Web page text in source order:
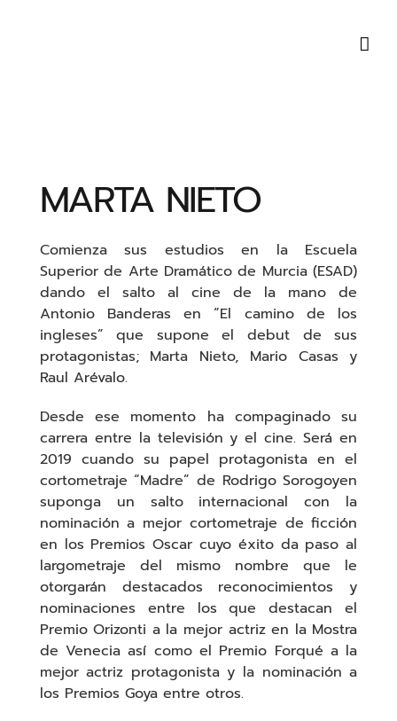
MARTA NIETO
Comienza sus estudios en la Escuela
Superior de Arte Dramático de Murcia (ESAD)
dando el salto al cine de la mano de
Antonio Banderas en “El camino de los
ingleses” que supone el debut de sus
protagonistas; Marta Nieto, Mario Casas y
Raul Arévalo.
Desde ese momento ha compaginado su
carrera entre la televisión y el cine. Será en
2019 cuando su papel protagonista en el
cortometraje “Madre” de Rodrigo Sorogoyen
suponga un salto internacional con la
nominación a mejor cortometraje de ficción
en los Premios Oscar cuyo éxito da paso al
largometraje del mismo nombre que le
otorgarán destacados reconocimientos y
nominaciones entre los que destacan el
Premio Orizonti a la mejor actriz en la Mostra
de Venecia así como el Premio Forqué a la
mejor actriz protagonista y la nominación a
los Premios Goya entre otros.